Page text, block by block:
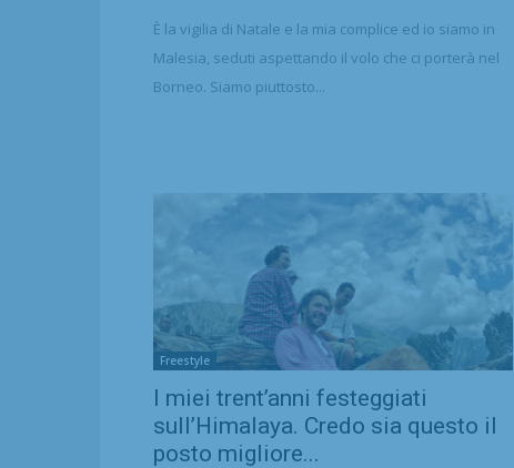
È la vigilia di Natale e la mia complice ed io siamo in
Malesia, seduti aspettando il volo che ci porterà nel
Borneo. Siamo piuttosto...
Freestyle
I miei trent’anni festeggiati
sull’Himalaya. Credo sia questo il
posto migliore...